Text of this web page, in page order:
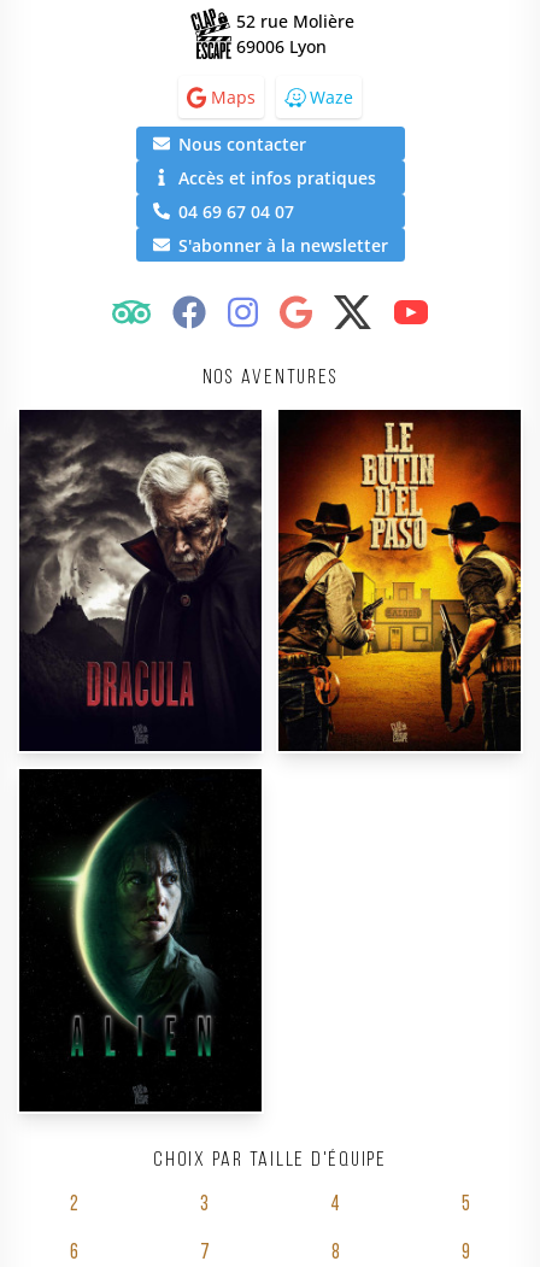
Nos aventures
Choix par taille d'équipe
2 3 4 5
6 7 8 9
52 rue Molière
69006 Lyon
Maps Waze
Nous contacter
Accès et infos pratiques
04 69 67 04 07
S'abonner à la newsletter